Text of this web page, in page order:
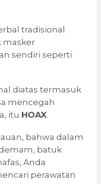
tradisional
masker
sendiri seperti
diatas termasuk
mencegah
itu HOAX.
bahwa dalam
batuk
Anda
perawatan